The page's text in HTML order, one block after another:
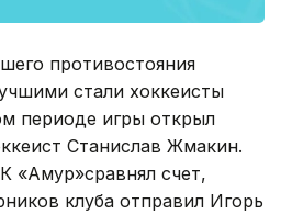
противостояния
стали хоккеисты
периоде игры открыл
Станислав Жмакин.
«Амур»сравнял счет,
клуба отправил Игорь